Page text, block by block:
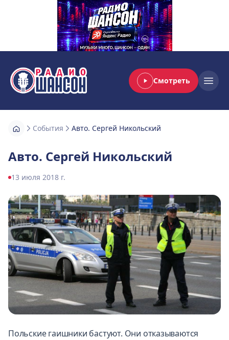
Радио Шансон Смотреть
События Авто. Сергей Никольский
Авто. Сергей Никольский
13 июля 2018 г.
Польские гаишники бастуют. Они отказываются